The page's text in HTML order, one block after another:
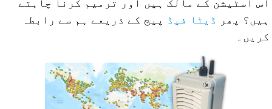
ہیں؟ پھر ڈیٹا فیڈپیج کے ذریعے ہم سے رابطہ
کریں۔